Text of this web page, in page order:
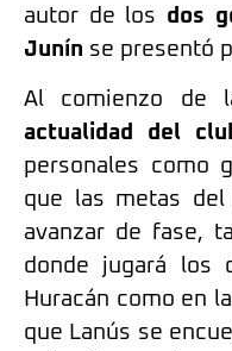
autor de los dos
Junín se presentó
Al comienzo de
actualidad del
personales como
que las metas
avanzar de fase,
donde jugará los
Huracán como en
que Lanús se